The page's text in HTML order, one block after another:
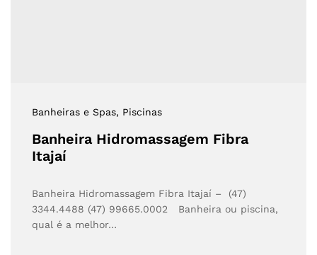
Banheiras e Spas, Piscinas
Banheira Hidromassagem Fibra
Itajaí
Banheira Hidromassagem Fibra Itajaí – (47)
3344.4488 (47) 99665.0002 Banheira ou piscina,
qual é a melhor…